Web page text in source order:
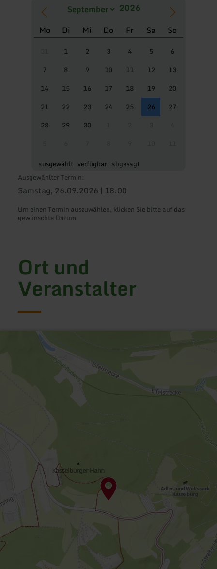
Mo Di Mi Do Fr Sa So
1 2 3 4 5
6
7
8 9 10 11 12
13
14
15 16 17 18 19
20
21
22 23 24 25 26
27
28
29 30
ausgewählt verfügbar abgesagt
Ausgewählter Termin:
Samstag, 26.09.2026 | 18:00
Um einen Termin auszuwählen, klicken Sie bitte auf das
gewünschte Datum.
Ort und
Veranstalter